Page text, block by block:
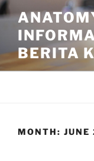
Skip
to
content
BERITA
MONTH: JUNE